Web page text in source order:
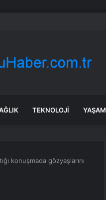
Etkiledi
TEKNOLOJI YAŞAM
konuşmada gözyaşlarını